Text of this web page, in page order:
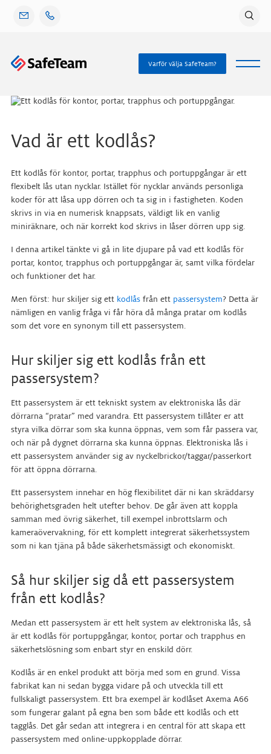
vidare
Varför välja SafeTeam?
Vad är ett kodlås?
Ett kodlås för kontor, portar, trapphus och portuppgångarär ett
flexibelt lås utan nycklar. Istället för nycklar används personliga
koder för att låsa upp dörren och ta sig in i fastigheten. Koden
skrivs in via en numerisk knappsats, väldigt liken vanlig
miniräknare, och när korrekt kod skrivs in låser dörren upp sig.
I denna artikel tänkte vi gå in lite djupare på vad ett kodlås för
portar, kontor, trapphus och portuppgångarär, samt vilka fördelar
och funktioner det har.
Men först: hur skiljer sig ett kodlåsfrån ett passersystem? Detta är
nämligen en vanlig fråga vi får höra då många pratar om kodlås
som det vore en synonym till ett passersystem.
Hur skiljer sig ett kodlås från ett
passersystem?
Ett passersystem är ett tekniskt system av elektroniska lås där
dörrarna “pratar” med varandra. Ett passersystem tillåter er att
styra vilka dörrar som ska kunna öppnas, vem som får passera var,
och när på dygnet dörrarna ska kunna öppnas. Elektroniska lås i
ett passersystem använder sig av nyckelbrickor/taggar/passerkort
för att öppna dörrarna.
Ett passersystem innehar en hög flexibilitet där ni kan skräddarsy
behörighetsgraden helt utefter behov. De går även att koppla
samman med övrig säkerhet, till exempel inbrottslarm och
kameraövervakning, för ett komplett integrerat säkerhetssystem
som ni kan tjäna på både säkerhetsmässigt och ekonomiskt.
Så hur skiljer sig då ett passersystem
från ett kodlås?
Medan ett passersystem är ett helt system av elektroniska lås, så
är ett kodlås för portuppgångar, kontor, portar och trapphusen
säkerhetslösning som enbart styr en enskild dörr.
Kodlås är en enkel produkt att börja med som en grund. Vissa
fabrikat kan ni sedan bygga vidare på och utveckla till ett
fullskaligt passersystem. Ett bra exempel är kodlåset Axema A66
som fungerar galant på egna ben som både ett kodlås och ett
tagglås. Det går sedan att integrera i en central för att skapa ett
passersystem med online-uppkopplade dörrar.